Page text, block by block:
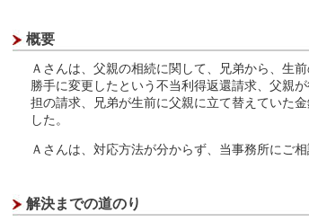
概要
Ａさんは、父親の相続に関して、兄弟から、生
勝手に変更したという不当利得返還請求、父親
担の請求、兄弟が生前に父親に立て替えていた
した。
Ａさんは、対応方法が分からず、当事務所にご
解決までの道のり